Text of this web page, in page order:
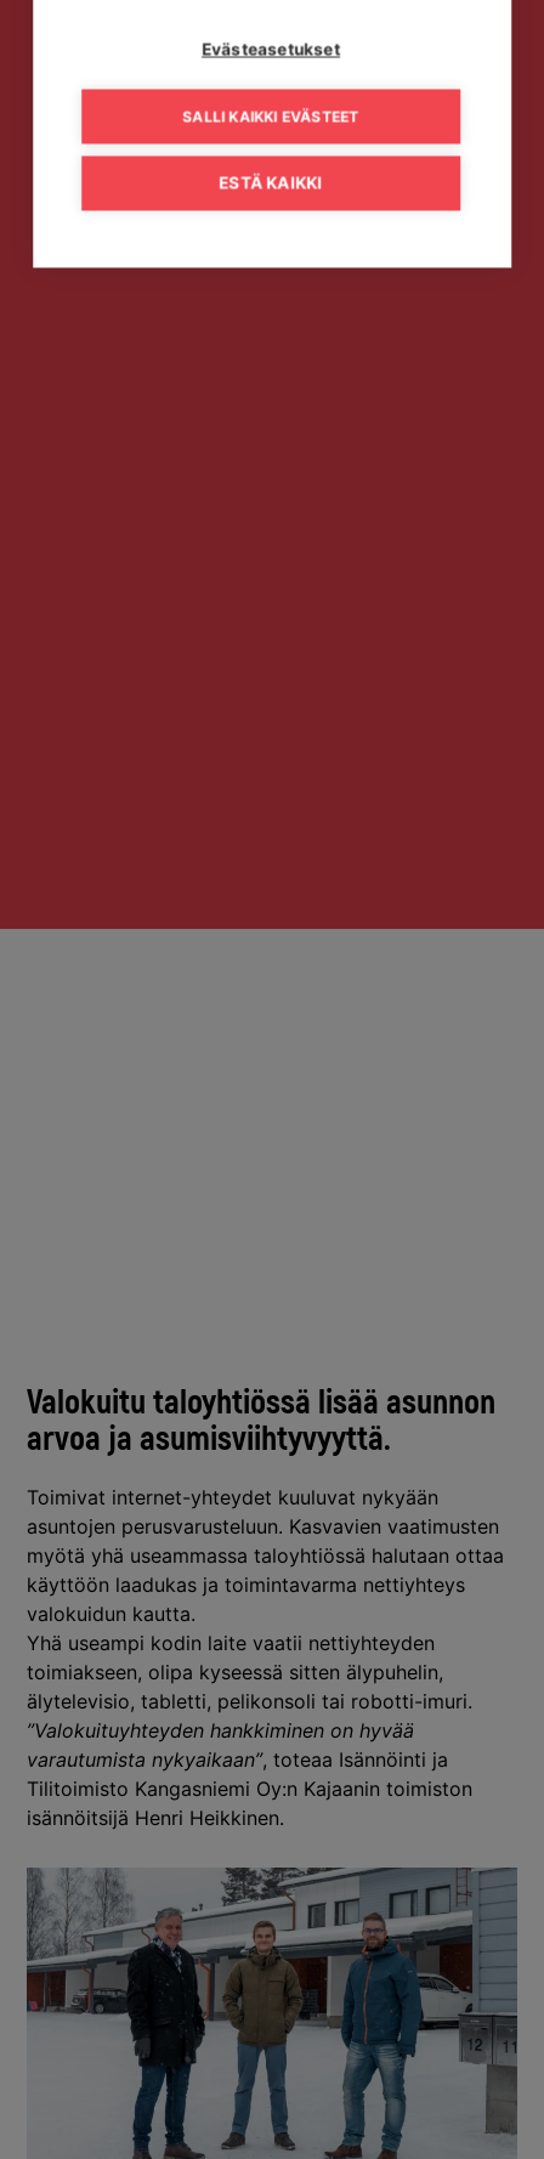
Valokuitu taloyhtiössä lisää asunnon
arvoa ja asumisviihtyvyyttä.
Toimivat internet-yhteydet kuuluvat nykyään
asuntojen perusvarusteluun. Kasvavien vaatimusten
myötä yhä useammassa taloyhtiössä halutaan ottaa
käyttöön laadukas ja toimintavarma nettiyhteys
valokuidun kautta.
Yhä useampi kodin laite vaatii nettiyhteyden
toimiakseen, olipa kyseessä sitten älypuhelin,
älytelevisio, tabletti, pelikonsoli tai robotti-imuri.
”Valokuituyhteyden hankkiminen on hyvää
varautumista nykyaikaan”, toteaa Isännöinti ja
Tilitoimisto Kangasniemi Oy:n Kajaanin toimiston
isännöitsijä Henri Heikkinen.
Evästeasetukset
SALLI KAIKKI EVÄSTEET
ESTÄ KAIKKI